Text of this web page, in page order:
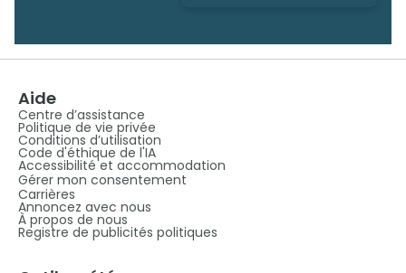
Aide
Centre d’assistance
Politique de vie privée
Conditions d’utilisation
Code d'éthique de l'IA
Accessibilité et accommodation
Gérer mon consentement
Carrières
Annoncez avec nous
À propos de nous
Registre de publicités politiques